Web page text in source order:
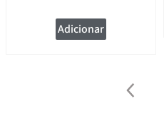
Adicionar